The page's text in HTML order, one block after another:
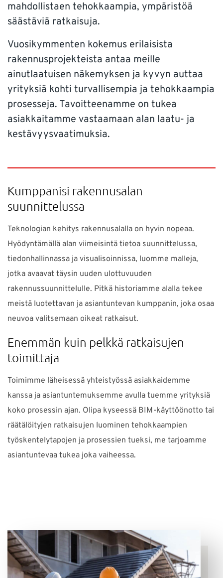
Tarvitsetko apua?
Myynti:info-fi@nti-group.comMyynti puh. 010 3266 780
Tuki:support-fi@nti-group.com
Suomi NTI Group Brasil Danmark Deutschland
France España Ireland
mahdollistaen tehokkaampia, ympäristöä
säästäviä ratkaisuja.
Vuosikymmenten kokemus erilaisista
rakennusprojekteista antaa meille
ainutlaatuisen näkemyksen ja kyvyn auttaa
yrityksiä kohti turvallisempia ja tehokkaampia
prosesseja. Tavoitteenamme on tukea
asiakkaitamme vastaamaan alan laatu- ja
kestävyysvaatimuksia.
Kumppanisi rakennusalan
suunnittelussa
Teknologian kehitys rakennusalalla on hyvin nopeaa.
Hyödyntämällä alan viimeisintä tietoa suunnittelussa,
tiedonhallinnassa ja visualisoinnissa, luomme malleja,
jotka avaavat täysin uuden ulottuvuuden
rakennussuunnittelulle. Pitkä historiamme alalla tekee
meistä luotettavan ja asiantuntevan kumppanin, joka osaa
neuvoa valitsemaan oikeat ratkaisut.
Enemmän kuin pelkkä ratkaisujen
toimittaja
Toimimme läheisessä yhteistyössä asiakkaidemme
kanssa ja asiantuntemuksemme avulla tuemme yrityksiä
koko prosessin ajan. Olipa kyseessä BIM-käyttöönotto tai
räätälöityjen ratkaisujen luominen tehokkaampien
työskentelytapojen ja prosessien tueksi, me tarjoamme
asiantuntevaa tukea joka vaiheessa.